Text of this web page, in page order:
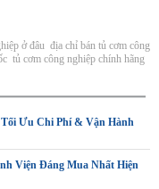
ở đâu địa chỉ bán tủ cơm công
tủ cơm công nghiệp chính hãng
Ưu Chi Phí & Vận Hành
Viện Đáng Mua Nhất Hiện